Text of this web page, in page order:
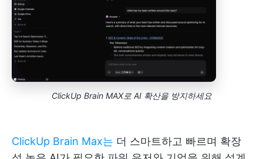
ClickUp Brain MAX로 AI 확산을 방지하세요
ClickUp Brain Max는 더 스마트하고 빠르며 확장